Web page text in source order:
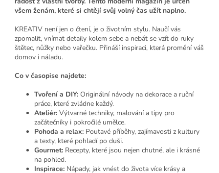
všem ženám, které si chtějí svůj volný čas užít naplno.
KREATIV není jen o čtení, je o životním stylu. Naučí vás
zpomalit, vnímat detaily kolem sebe a nebát se vzít do ruky
štětec, nůžky nebo vařečku. Přináší inspiraci, která promění váš
domov i náladu.
Co v časopise najdete:
Tvoření a DIY: Originální návody na dekorace a ruční
práce, které zvládne každý.
Ateliér: Výtvarné techniky, malování a tipy pro
začátečníky i pokročilé umělce.
Pohoda a relax: Poutavé příběhy, zajímavosti z kultury
a texty, které pohladí po duši.
Gourmet: Recepty, které jsou nejen chutné, ale i krásné
na pohled.
Inspirace: Nápady, jak vnést do života více krásy a